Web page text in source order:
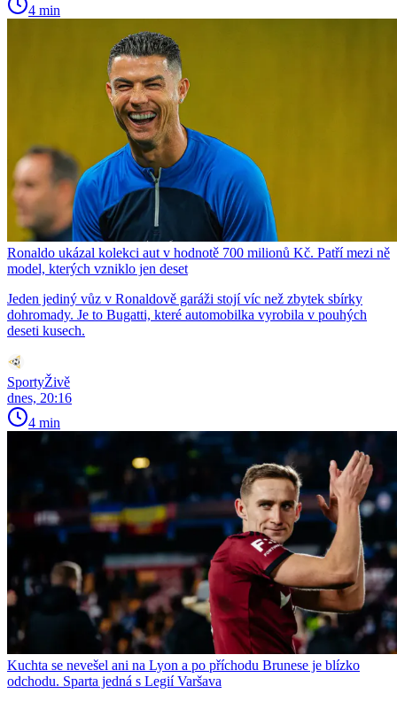
4 min
Ronaldo ukázal kolekci aut v hodnotě 700 milionů Kč. Patří mezi ně
model, kterých vzniklo jen deset
Jeden jediný vůz v Ronaldově garáži stojí víc než zbytek sbírky
dohromady. Je to Bugatti, které automobilka vyrobila v pouhých
deseti kusech.
SportyŽivě
dnes, 20:16
4 min
Kuchta se nevešel ani na Lyon a po příchodu Brunese je blízko
odchodu. Sparta jedná s Legií Varšava